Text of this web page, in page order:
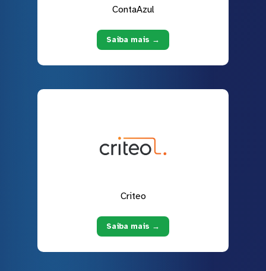
ContaAzul
Saiba mais →
Criteo
Saiba mais →